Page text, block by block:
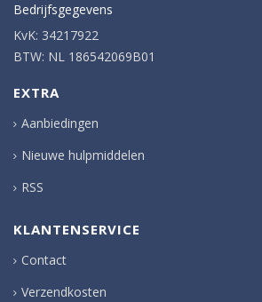
Bedrijfsgegevens
KvK: 34217922
BTW: NL 186542069B01
EXTRA
Aanbiedingen
Nieuwe hulpmiddelen
RSS
KLANTENSERVICE
Contact
Verzendkosten